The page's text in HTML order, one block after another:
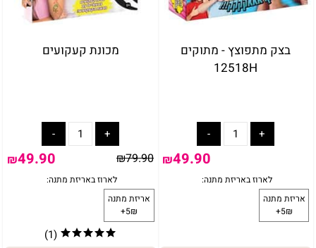
מתנה:
לארוז באריזת מתנה:
בצק מתפוצץ - מתוקים
12518H
₪49.90
מכונת קעקועים
₪79.90
₪49.90
(1)